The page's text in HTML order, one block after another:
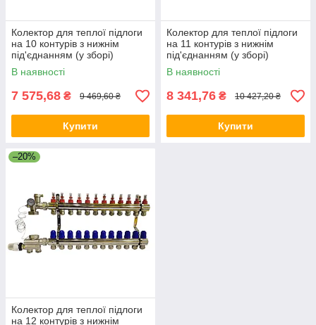
Колектор для теплої підлоги
на 10 контурів з нижнім
під'єднанням (у зборі)
"KOER" латунний.
В наявності
7 575,68 ₴ 9 469,60 ₴
Купити
Колектор для теплої підлоги
на 11 контурів з нижнім
під'єднанням (у зборі)
"KOER" латунний.
В наявності
8 341,76 ₴ 10 427,20 ₴
Купити
–20%
Колектор для теплої підлоги
на 12 контурів з нижнім